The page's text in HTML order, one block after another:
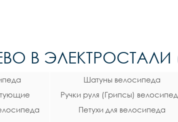
В ЭЛЕКТРОСТАЛИ
Шатуны велосипеда
Ручки руля (Грипсы)
Петухи для велосипеда